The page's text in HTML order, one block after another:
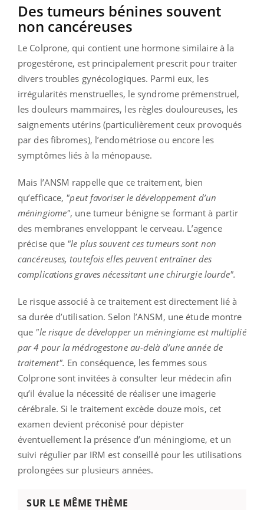
Des tumeurs bénines souvent
non cancéreuses
Le Colprone, qui contient une hormone similaire à la
progestérone, est principalement prescrit pour traiter
divers troubles gynécologiques. Parmi eux, les
irrégularités menstruelles, le syndrome prémenstruel,
les douleurs mammaires, les règles douloureuses, les
saignements utérins (particulièrement ceux provoqués
par des fibromes), l’endométriose ou encore les
symptômes liés à la ménopause.
Mais l’ANSM rappelle que ce traitement, bien
qu’efficace, "peut favoriser le développement d’un
méningiome", une tumeur bénigne se formant à partir
des membranes enveloppant le cerveau. L’agence
précise que "le plus souvent ces tumeurs sont non
cancéreuses, toutefois elles peuvent entraîner des
complications graves nécessitant une chirurgie lourde".
Le risque associé à ce traitement est directement lié à
sa durée d’utilisation. Selon l’ANSM, une étude montre
que "le risque de développer un méningiome est multiplié
par 4 pour la médrogestone au-delà d’une année de
traitement". En conséquence, les femmes sous
Colprone sont invitées à consulter leur médecin afin
qu’il évalue la nécessité de réaliser une imagerie
cérébrale. Si le traitement excède douze mois, cet
examen devient préconisé pour dépister
éventuellement la présence d’un méningiome, et un
suivi régulier par IRM est conseillé pour les utilisations
prolongées sur plusieurs années.
SUR LE MÊME THÈME